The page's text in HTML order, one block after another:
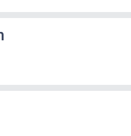
đảm bảo khỏe mạnh
sắc vượt trội, không bệnh tật
BẢO HÀNH CÁ SỐNG đến
kiểm tra thùng cá để shop